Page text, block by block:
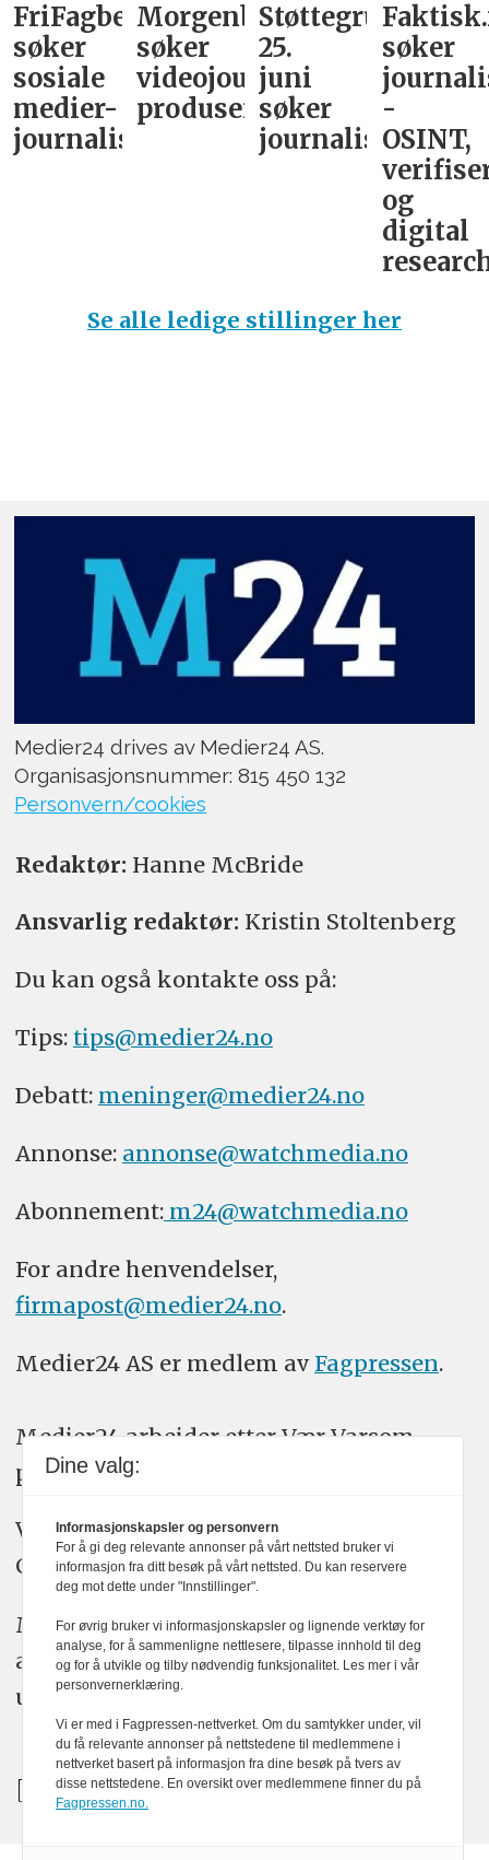
FriFagbevegelse
søker
sosiale
medier-
journalist
Morgenbladet
søker
videojournalist/podkast-
produsent
Støttegruppa
25.
juni
søker
journalist
søker
-
OSINT,
og
digital
Se alle ledige stillinger her
Medier24 drives av Medier24 AS.
Organisasjonsnummer: 815 450 132
Personvern/cookies
Redaktør: Hanne McBride
Ansvarlig redaktør: Kristin Stoltenberg
Du kan også kontakte oss på:
Tips: tips@medier24.no
Debatt: meninger@medier24.no
Annonse: annonse@watchmedia.no
Abonnement:m24@watchmedia.no
For andre henvendelser,
firmapost@medier24.no.
Medier24 AS er medlem av Fagpressen.
Medier24 arbeider etter Vær Varsom-
plakatens regler for god presseskikk.
Vi bruker KI-verktøy som ChatGPT,
Claude, og Gemini i journalistikken vår.
Medier24s redaksjon har alltid det fulle
ansvar for publisert innhold, med eller
uten bruk av kunstig intelligens.
Dine valg:
Informasjonskapsler og personvern
For å gi deg relevante annonser på vårt nettsted bruker vi
informasjon fra ditt besøk på vårt nettsted. Du kan reservere
deg mot dette under "Innstillinger".
For øvrig bruker vi informasjonskapsler og lignende verktøy for
analyse, for å sammenligne nettlesere, tilpasse innhold til deg
og for å utvikle og tilby nødvendig funksjonalitet. Les mer i vår
personvernerklæring.
Vi er med i Fagpressen-nettverket. Om du samtykker under, vil
du få relevante annonser på nettstedene til medlemmene i
nettverket basert på informasjon fra dine besøk på tvers av
disse nettstedene. En oversikt over medlemmene finner du på
Fagpressen.no.